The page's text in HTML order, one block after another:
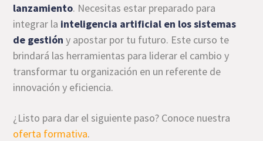
lanzamiento. Necesitas estar preparado para
integrar la inteligencia artificial en los sistemas
de gestión y apostar por tu futuro. Este curso te
brindará las herramientas para liderar el cambio y
transformar tu organización en un referente de
innovación y eficiencia.
¿Listo para dar el siguiente paso? Conoce nuestra
oferta formativa.